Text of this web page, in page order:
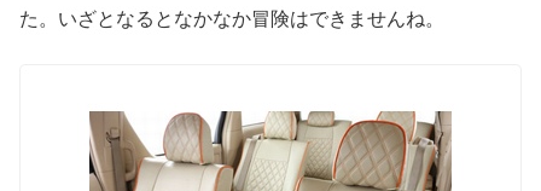
た。いざとなるとなかなか冒険はできませんね。